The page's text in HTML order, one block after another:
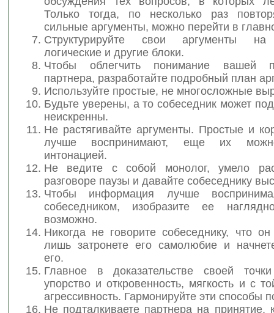
Только тогда, по несколько раз
сильные аргументы, можно перейти в
Структурируйте свои аргументы на
логические и другие блоки.
Чтобы облегчить понимание вашей
партнера, разработайте подробный план
Используйте простые, не многосложные
Будьте уверены, а то собеседник может
неискренны.
Не растягивайте аргументы. Простые и
лучше воспринимают, еще их
интонацией.
Не ведите с собой монолог, умело
разговоре паузы и давайте собеседнику
Чтобы информация лучше
собеседником, изобразите ее
возможно.
Никогда не говорите собеседнику, что
лишь затронете его самолюбие и
его.
Главное в доказательстве своей
упорство и откровенность, мягкость и с
агрессивность. Гармонируйте эти способы
Не подталкиваете партнера на принятие,